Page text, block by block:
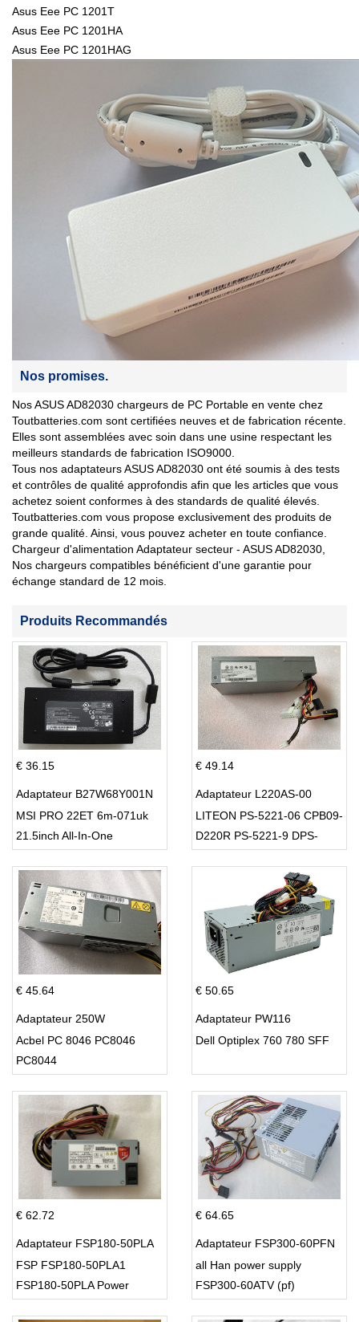
Asus Eee PC 1201T
Asus Eee PC 1201HA
Asus Eee PC 1201HAG
Nos promises.
Nos ASUS AD82030 chargeurs de PC Portable en vente chez
Toutbatteries.com sont certifiées neuves et de fabrication récente.
Elles sont assemblées avec soin dans une usine respectant les
meilleurs standards de fabrication ISO9000.
Tous nos adaptateurs ASUS AD82030 ont été soumis à des tests
et contrôles de qualité approfondis afin que les articles que vous
achetez soient conformes à des standards de qualité élevés.
Toutbatteries.com vous propose exclusivement des produits de
grande qualité. Ainsi, vous pouvez acheter en toute confiance.
Chargeur d'alimentation Adaptateur secteur - ASUS AD82030,
Nos chargeurs compatibles bénéficient d'une garantie pour
échange standard de 12 mois.
Produits Recommandés
€ 36.15
Adaptateur B27W68Y001N
MSI PRO 22ET 6m-071uk
21.5inch All-In-One
€ 49.14
Adaptateur L220AS-00
LITEON PS-5221-06 CPB09-
D220R PS-5221-9 DPS-
€ 45.64
Adaptateur 250W
Acbel PC 8046 PC8046
PC8044
€ 50.65
Adaptateur PW116
Dell Optiplex 760 780 SFF
€ 62.72
Adaptateur FSP180-50PLA
FSP FSP180-50PLA1
FSP180-50PLA Power
€ 64.65
Adaptateur FSP300-60PFN
all Han power supply
FSP300-60ATV (pf)